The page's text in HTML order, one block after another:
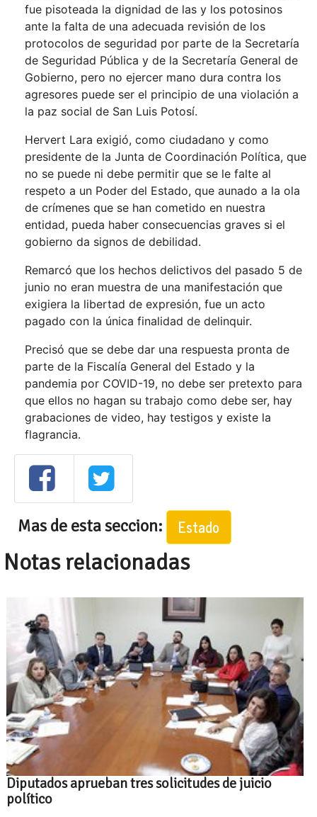
fue pisoteada la dignidad de las y los potosinos
ante la falta de una adecuada revisión de los
protocolos de seguridad por parte de la Secretaría
de Seguridad Pública y de la Secretaría General de
Gobierno, pero no ejercer mano dura contra los
agresores puede ser el principio de una violación a
la paz social de San Luis Potosí.
Hervert Lara exigió, como ciudadano y como
presidente de la Junta de Coordinación Política, que
no se puede ni debe permitir que se le falte al
respeto a un Poder del Estado, que aunado a la ola
de crímenes que se han cometido en nuestra
entidad, pueda haber consecuencias graves si el
gobierno da signos de debilidad.
Remarcó que los hechos delictivos del pasado 5 de
junio no eran muestra de una manifestación que
exigiera la libertad de expresión, fue un acto
pagado con la única finalidad de delinquir.
Precisó que se debe dar una respuesta pronta de
parte de la Fiscalía General del Estado y la
pandemia por COVID-19, no debe ser pretexto para
que ellos no hagan su trabajo como debe ser, hay
grabaciones de video, hay testigos y existe la
flagrancia.
Mas de esta seccion: Estado
Notas relacionadas
Diputados aprueban tres solicitudes de juicio
político